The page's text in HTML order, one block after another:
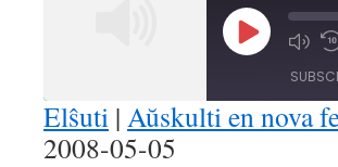
Play
Episode Mute/
SHARE
Elŝuti | Aŭskulti en nova
2008-05-05